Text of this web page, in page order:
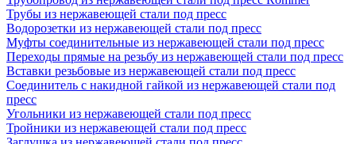
Трубы из нержавеющей стали под пресс
Водорозетки из нержавеющей стали под пресс
Муфты соединительные из нержавеющей стали под пресс
Переходы прямые на резьбу из нержавеющей стали под пресс
Вставки резьбовые из нержавеющей стали под пресс
Соединитель с накидной гайкой из нержавеющей стали под
пресс
Угольники из нержавеющей стали под пресс
Тройники из нержавеющей стали под пресс